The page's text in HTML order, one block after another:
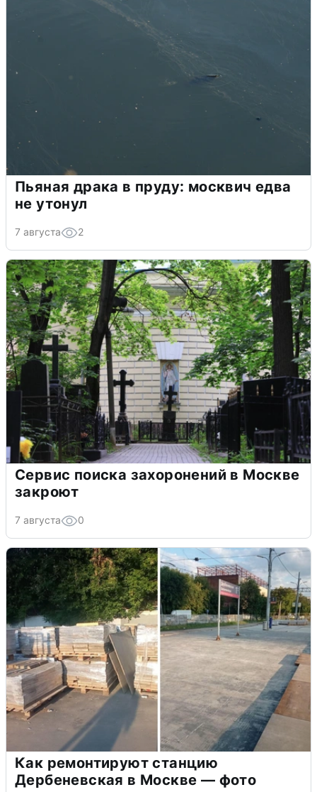
Пьяная драка в пруду: москвич едва
не утонул
7 августа 2
Сервис поиска захоронений в Москве
закроют
7 августа 0
Как ремонтируют станцию
Дербеневская в Москве — фото